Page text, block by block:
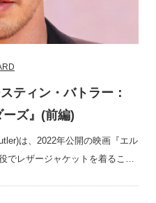
ティン・バトラー：
ーズ』(前編)
は、2022年公開の映画『エル
でレザージャケットを着るこ…